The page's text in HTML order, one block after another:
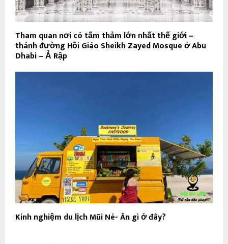
Tham quan nơi có tấm thảm lớn nhất thế giới –
thánh đường Hồi Giáo Sheikh Zayed Mosque ở Abu
Dhabi – Ả Rập
Kinh nghiệm du lịch Mũi Né- Ăn gì ở đây?